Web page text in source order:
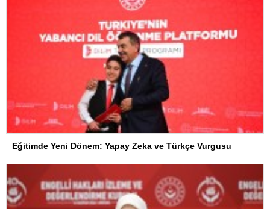
Eğitimde Yeni Dönem: Yapay Zeka ve Türkçe Vurgusu